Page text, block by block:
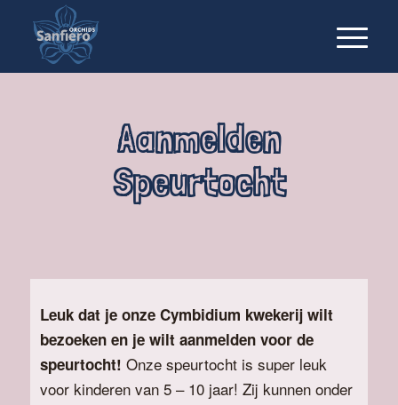
Aanmelden
Speurtocht
Leuk dat je onze Cymbidium kwekerij wilt
bezoeken en je wilt aanmelden voor de
speurtocht!Onze speurtocht is super leuk
voor kinderen van 5 – 10 jaar! Zij kunnen onder